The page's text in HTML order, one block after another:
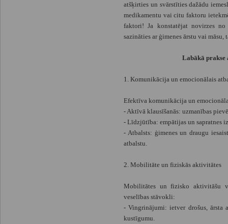
atšķirties un svārstīties dažādu
medikamentu vai citu faktoru
faktori! Ja konstatējat novirzes no
sazināties ar ģimenes ārstu vai
Labākā prakse
1. Komunikācija un emocionālais
Efektīva komunikācija un
- Aktīvā klausīšanās: uzmanības
- Līdzjūtība: empātijas un sapratnes
- Atbalsts: ģimenes un draugu
atbalstu.
2. Mobilitāte un fiziskās aktivitātes
Mobilitātes un fizisko aktivitāšu
veselības stāvokli:
- Vingrinājumi: ietver drošus, ārsta
kustīgumu.